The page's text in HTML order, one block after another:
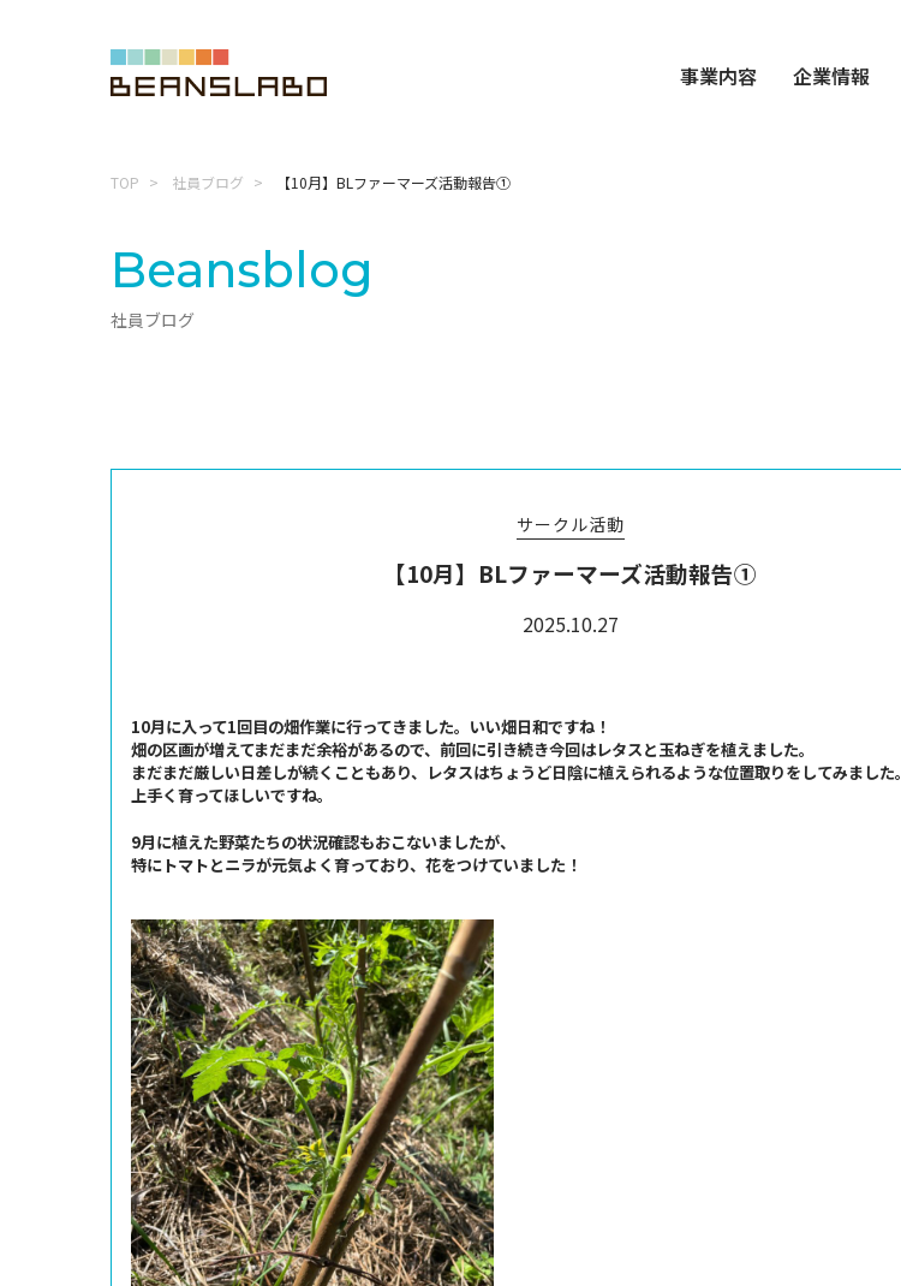
事業内容 企業情報
TOP 社員ブログ 【10月】BLファーマーズ活動報告①
Beansblog
社員ブログ
サークル活動
【10月】BLファーマーズ活動報告①
2025.10.27
10月に入って1回目の畑作業に行ってきました。いい畑日和ですね！
畑の区画が増えてまだまだ余裕があるので、前回に引き続き今回はレタスと玉ねぎを植えました。
まだまだ厳しい日差しが続くこともあり、レタスはちょうど日陰に植えられるような位置取りをしてみました。
上手く育ってほしいですね。
9月に植えた野菜たちの状況確認もおこないましたが、
特にトマトとニラが元気よく育っており、花をつけていました！